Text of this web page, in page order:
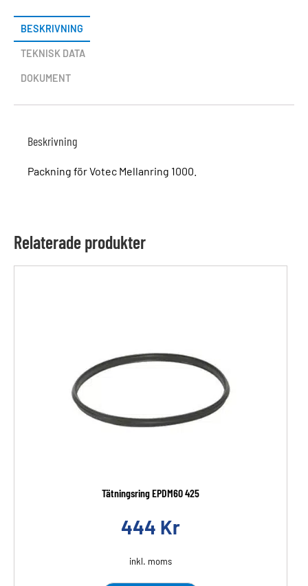
BESKRIVNING
TEKNISK DATA
DOKUMENT
Beskrivning
Packning för Votec Mellanring 1000.
Relaterade produkter
Tätningsring EPDM60 425
444 Kr
inkl. moms